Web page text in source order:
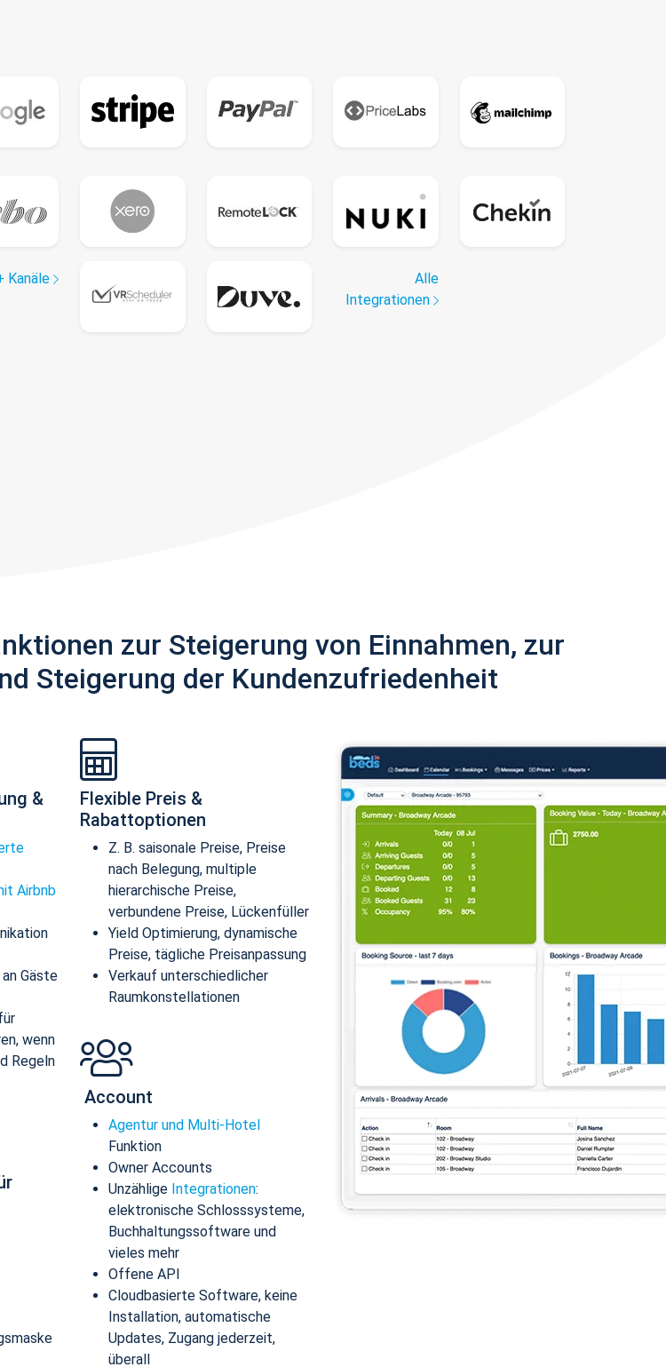
Kanäle
Alle
Integrationen
zur Steigerung von Einnahmen, zur
Steigerung der Kundenzufriedenheit
&
Airbnb
Gäste
wenn
Regeln
Flexible Preis &
Rabattoptionen
Z. B. saisonale Preise, Preise
nach Belegung, multiple
hierarchische Preise,
verbundene Preise, Lückenfüller
Yield Optimierung, dynamische
Preise, tägliche Preisanpassung
Verkauf unterschiedlicher
Raumkonstellationen
Account
Agentur und Multi-Hotel
Funktion
Owner Accounts
Unzählige Integrationen:
elektronische Schlosssysteme,
Buchhaltungssoftware und
vieles mehr
Offene API
Cloudbasierte Software, keine
Installation, automatische
Updates, Zugang jederzeit,
überall